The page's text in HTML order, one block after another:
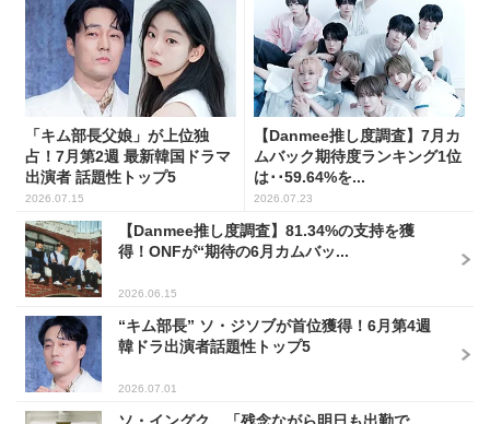
「キム部長父娘」が上位独
占！7月第2週 最新韓国ドラマ
出演者 話題性トップ5
2026.07.15
【Danmee推し度調査】7月カ
ムバック期待度ランキング1位
は･･59.64%を...
2026.07.23
【Danmee推し度調査】81.34%の支持を獲
得！ONFが“期待の6月カムバッ...
2026.06.15
“キム部長” ソ・ジソブが首位獲得！6月第4週
韓ドラ出演者話題性トップ5
2026.07.01